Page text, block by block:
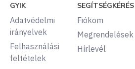
GYIK
Adatvédelmi
irányelvek
Felhasználási
feltételek
SEGÍTSÉGKÉRÉS
Fiókom
Megrendelések
Hírlevél